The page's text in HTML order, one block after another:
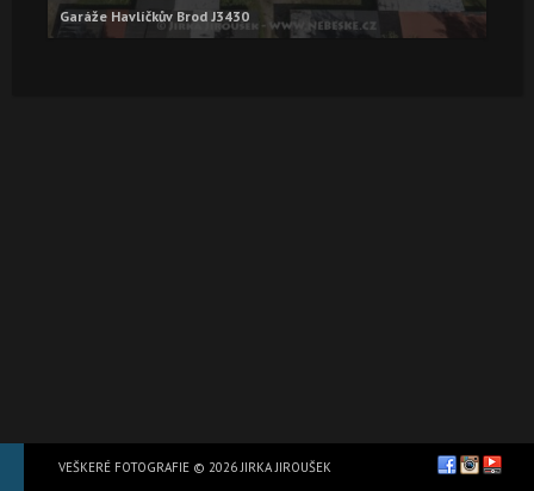
Garáže Havlíčkův Brod J3430
VEŠKERÉ FOTOGRAFIE © 2026 JIRKA JIROUŠEK